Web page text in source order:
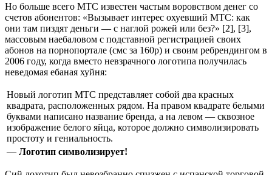
Но больше всего МТС известен частым воровством денег со
счетов абонентов: «Вызывает интерес охуевший МТС: как
они там пиздят деньги — с наглой рожей или без?» [2], [3],
массовым наебаловом с подставной регистрацией своих
абонов на порнопортале (смс за 160р) и своим ребрендингом в
2006 году, когда вместо невзрачного логотипа получилась
неведомая ебаная хуйня:
Новый логотип МТС представляет собой два красных
квадрата, расположенных рядом. На правом квадрате белыми
буквами написано название бренда, а на левом — сквозное
изображение белого яйца, которое должно символизировать
простоту и гениальность.
— Логотип символизирует!